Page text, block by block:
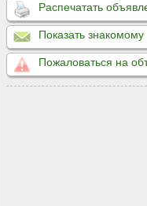
Распечатать
Показать знакомому
Пожаловаться на